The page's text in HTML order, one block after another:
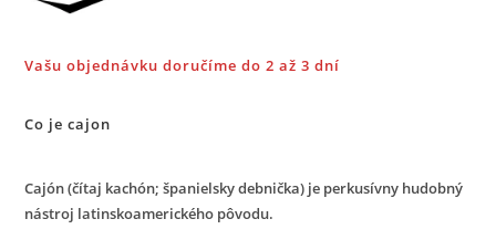
Vašu objednávku doručíme do 2 až 3 dní
Co je cajon
Cajón (čítaj kachón; španielsky debnička) je perkusívny hudobný
nástroj latinskoamerického pôvodu.